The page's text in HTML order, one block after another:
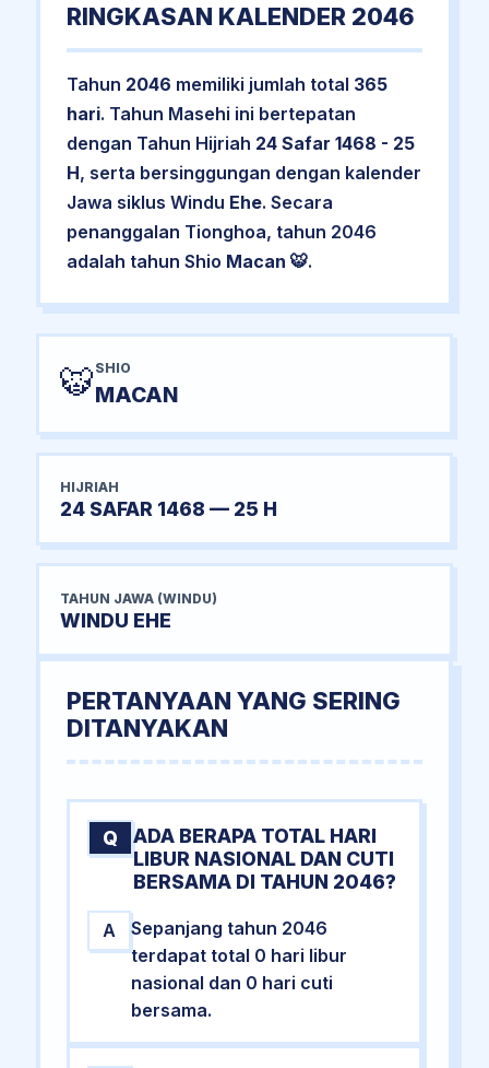
RINGKASAN KALENDER 2046
Tahun 2046 memiliki jumlah total 365
hari. Tahun Masehi ini bertepatan
dengan Tahun Hijriah 24 Safar 1468 - 25
H, serta bersinggungan dengan kalender
Jawa siklus Windu Ehe. Secara
penanggalan Tionghoa, tahun 2046
adalah tahun Shio Macan 🐯.
🐯 SHIO
MACAN
HIJRIAH
24 SAFAR 1468 — 25 H
TAHUN JAWA (WINDU)
WINDU EHE
PERTANYAAN YANG SERING
DITANYAKAN
Q
ADA BERAPA TOTAL HARI
LIBUR NASIONAL DAN CUTI
BERSAMA DI TAHUN 2046?
A
Sepanjang tahun 2046
terdapat total 0 hari libur
nasional dan 0 hari cuti
bersama.